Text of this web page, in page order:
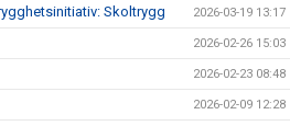
Skoltrygg 2026-03-19 13:17
2026-02-26 15:03
2026-02-23 08:48
2026-02-09 12:28